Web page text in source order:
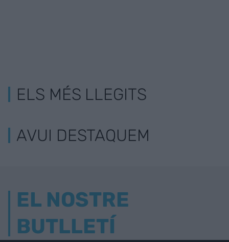
ELS MÉS LLEGITS
AVUI DESTAQUEM
EL NOSTRE
BUTLLETÍ